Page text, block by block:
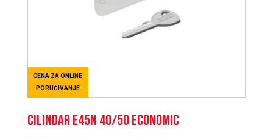
CENA ZA ONLINE
PORUČIVANJE
CILINDAR E45N 40/50 ECONOMIC